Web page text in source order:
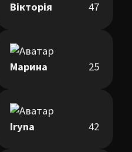
Вікторія 47
Марина 25
Iryna 42